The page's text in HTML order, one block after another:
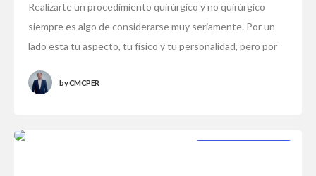
Realizarte un procedimiento quirúrgico y no quirúrgico
siempre es algo de considerarse muy seriamente. Por un
lado esta tu aspecto, tu físico y tu personalidad, pero por
byCMCPER